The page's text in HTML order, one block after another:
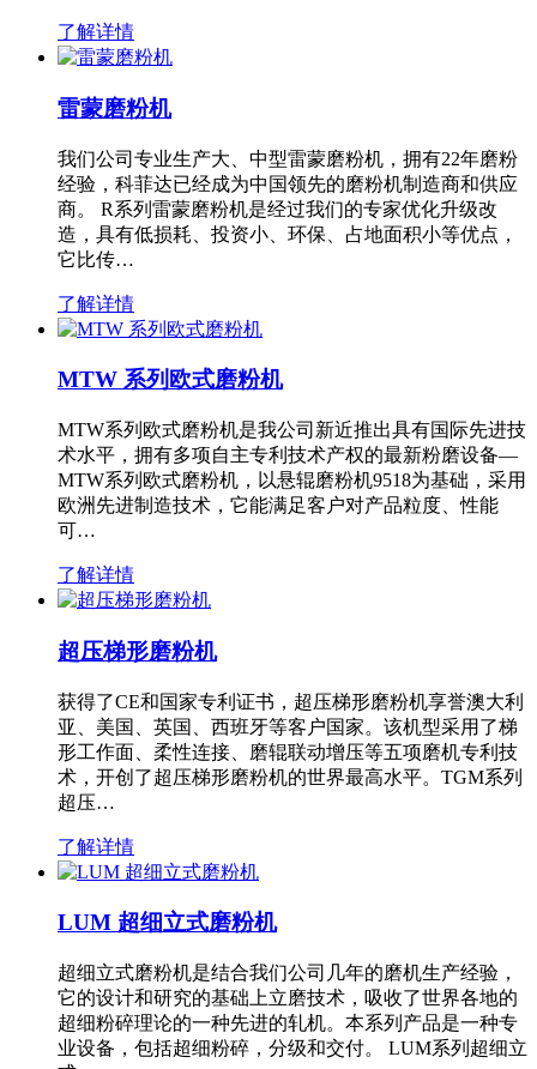
了解详情
雷蒙磨粉机
我们公司专业生产大、中型雷蒙磨粉机，拥有22年磨粉
经验，科菲达已经成为中国领先的磨粉机制造商和供应
商。 R系列雷蒙磨粉机是经过我们的专家优化升级改
造，具有低损耗、投资小、环保、占地面积小等优点，
它比传…
了解详情
MTW 系列欧式磨粉机
MTW系列欧式磨粉机是我公司新近推出具有国际先进技
术水平，拥有多项自主专利技术产权的最新粉磨设备—
MTW系列欧式磨粉机，以悬辊磨粉机9518为基础，采用
欧洲先进制造技术，它能满足客户对产品粒度、性能
可…
了解详情
超压梯形磨粉机
获得了CE和国家专利证书，超压梯形磨粉机享誉澳大利
亚、美国、英国、西班牙等客户国家。该机型采用了梯
形工作面、柔性连接、磨辊联动增压等五项磨机专利技
术，开创了超压梯形磨粉机的世界最高水平。TGM系列
超压…
了解详情
LUM 超细立式磨粉机
超细立式磨粉机是结合我们公司几年的磨机生产经验，
它的设计和研究的基础上立磨技术，吸收了世界各地的
超细粉碎理论的一种先进的轧机。本系列产品是一种专
业设备，包括超细粉碎，分级和交付。 LUM系列超细立